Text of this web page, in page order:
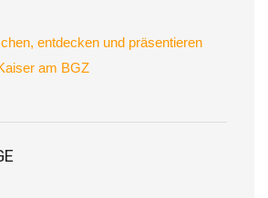
entdecken und präsentieren
am BGZ